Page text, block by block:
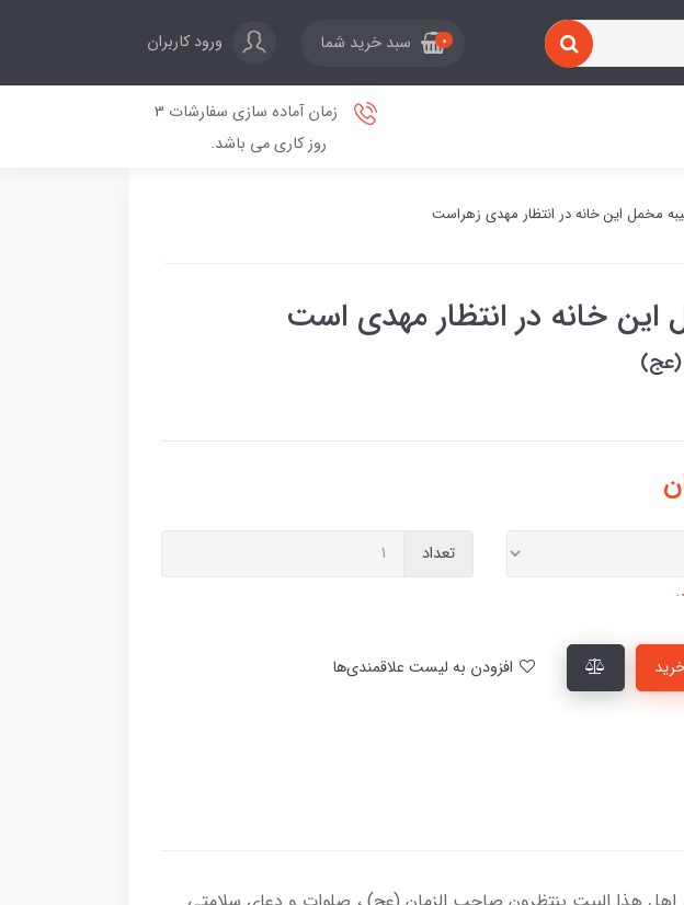
0 سبد خرید شما ورود کاربران
زمان آماده سازی سفارشات 3
روز کاری می باشد.
مخمل این خانه در انتظار مهدی زهراست
این خانه در انتظار مهدی است
(عج)
تعداد